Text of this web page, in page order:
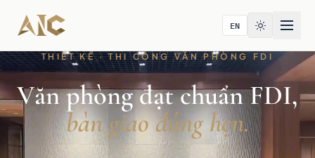
Bỏ qua tới nội dung
EN
THIẾT KẾ · THI CÔNG VĂN PHÒNG FDI
Văn phòng đạt chuẩn FDI,
bàn giao đúng hẹn.